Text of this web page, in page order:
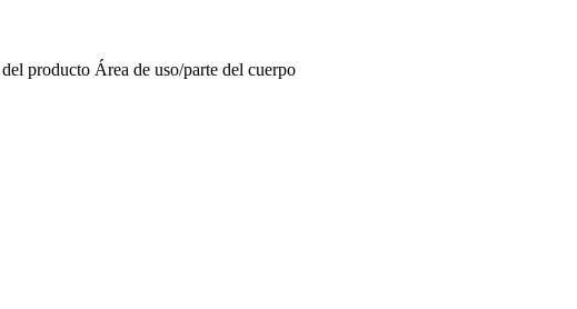
producto Área de uso/parte del cuerpo